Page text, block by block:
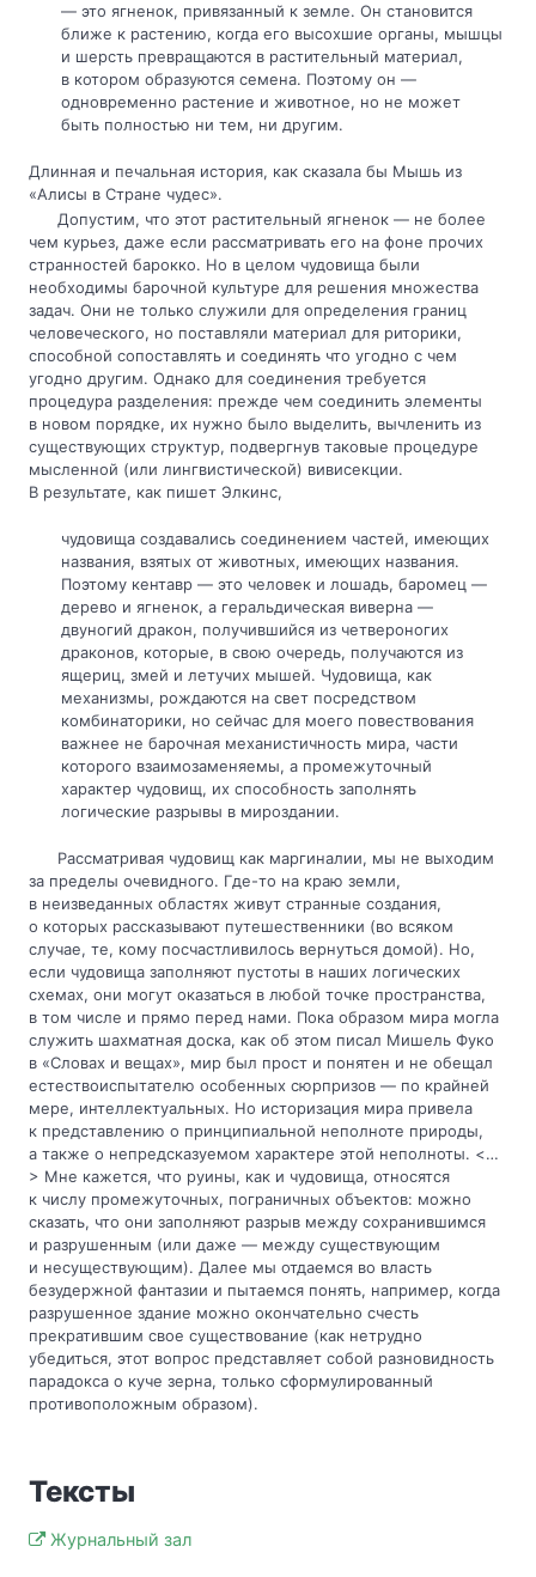
— это ягненок, привязанный к земле. Он становится
ближе к растению, когда его высохшие органы, мышцы
и шерсть превращаются в растительный материал,
в котором образуются семена. Поэтому он —
одновременно растение и животное, но не может
быть полностью ни тем, ни другим.
Длинная и печальная история, как сказала бы Мышь из
«Алисы в Стране чудес».
Допустим, что этот растительный ягненок — не более
чем курьез, даже если рассматривать его на фоне прочих
странностей барокко. Но в целом чудовища были
необходимы барочной культуре для решения множества
задач. Они не только служили для определения границ
человеческого, но поставляли материал для риторики,
способной сопоставлять и соединять что угодно с чем
угодно другим. Однако для соединения требуется
процедура разделения: прежде чем соединить элементы
в новом порядке, их нужно было выделить, вычленить из
существующих структур, подвергнув таковые процедуре
мысленной (или лингвистической) вивисекции.
В результате, как пишет Элкинс,
чудовища создавались соединением частей, имеющих
названия, взятых от животных, имеющих названия.
Поэтому кентавр — это человек и лошадь, баромец —
дерево и ягненок, а геральдическая виверна —
двуногий дракон, получившийся из четвероногих
драконов, которые, в свою очередь, получаются из
ящериц, змей и летучих мышей. Чудовища, как
механизмы, рождаются на свет посредством
комбинаторики, но сейчас для моего повествования
важнее не барочная механистичность мира, части
которого взаимозаменяемы, а промежуточный
характер чудовищ, их способность заполнять
логические разрывы в мироздании.
Рассматривая чудовищ как маргиналии, мы не выходим
за пределы очевидного. Где-то на краю земли,
в неизведанных областях живут странные создания,
о которых рассказывают путешественники (во всяком
случае, те, кому посчастливилось вернуться домой). Но,
если чудовища заполняют пустоты в наших логических
схемах, они могут оказаться в любой точке пространства,
в том числе и прямо перед нами. Пока образом мира могла
служить шахматная доска, как об этом писал Мишель Фуко
в «Словах и вещах», мир был прост и понятен и не обещал
естествоиспытателю особенных сюрпризов — по крайней
мере, интеллектуальных. Но историзация мира привела
к представлению о принципиальной неполноте природы,
а также о непредсказуемом характере этой неполноты. <…
> Мне кажется, что руины, как и чудовища, относятся
к числу промежуточных, пограничных объектов: можно
сказать, что они заполняют разрыв между сохранившимся
и разрушенным (или даже — между существующим
и несуществующим). Далее мы отдаемся во власть
безудержной фантазии и пытаемся понять, например, когда
разрушенное здание можно окончательно счесть
прекратившим свое существование (как нетрудно
убедиться, этот вопрос представляет собой разновидность
парадокса о куче зерна, только сформулированный
противоположным образом).
Тексты
Журнальный зал